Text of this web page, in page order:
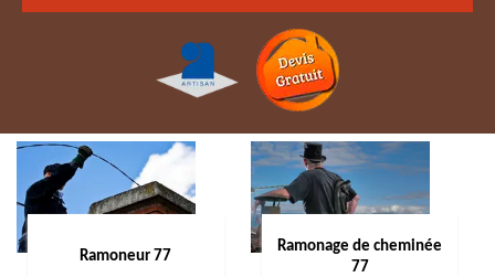
Ramoneur 77
Ramonage de cheminée
77